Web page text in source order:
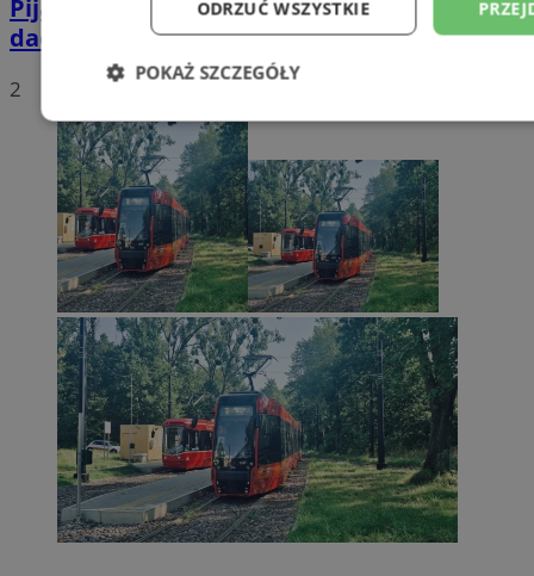
Pijana 32-latka z zakazem prowadzenia
dachowała na DK 88 w Zabrzu
2
ODRZUĆ WSZYSTKIE
POKAŻ SZCZEGÓŁY
Niezbędne Wydajność
Niesklasyfikowane
Niezbędne Wydajność Targetowanie
Niezbędne pliki cookie umożliwiają korzystanie z podstawowych
takich jak logowanie użytkownika i zarządzanie kontem. Bez
można prawidłowo korzystać ze strony internetowej.
Nazwa
Provider/
Domena